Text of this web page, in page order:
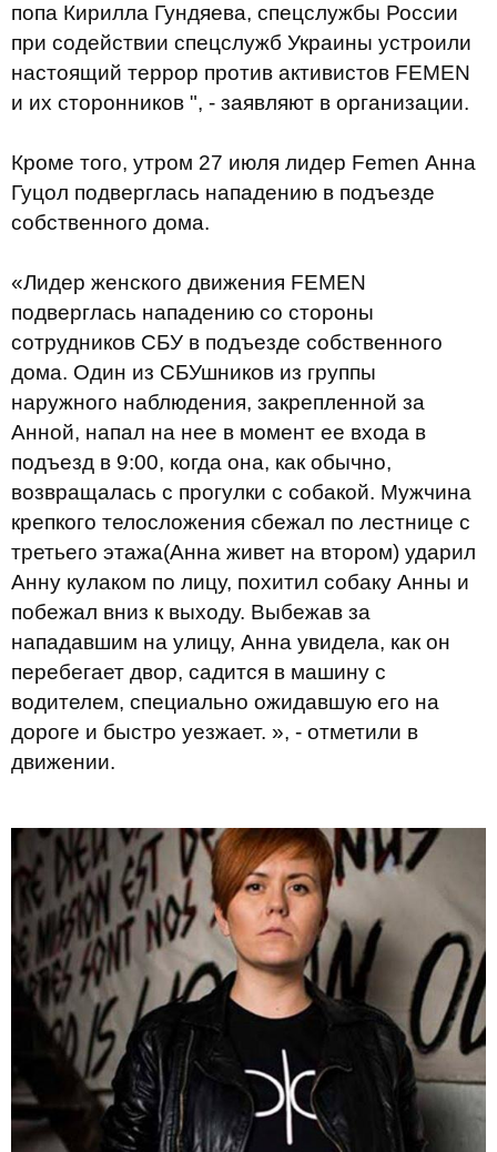
попа Кирилла Гундяева, спецслужбы России
при содействии спецслужб Украины устроили
настоящий террор против активистов FEMEN
и их сторонников ", - заявляют в организации.
Кроме того, утром 27 июля лидер Femen Анна
Гуцол подверглась нападению в подъезде
собственного дома.
«Лидер женского движения FEMEN
подверглась нападению со стороны
сотрудников СБУ в подъезде собственного
дома. Один из СБУшников из группы
наружного наблюдения, закрепленной за
Анной, напал на нее в момент ее входа в
подъезд в 9:00, когда она, как обычно,
возвращалась с прогулки с собакой. Мужчина
крепкого телосложения сбежал по лестнице с
третьего этажа(Анна живет на втором) ударил
Анну кулаком по лицу, похитил собаку Анны и
побежал вниз к выходу. Выбежав за
нападавшим на улицу, Анна увидела, как он
перебегает двор, садится в машину с
водителем, специально ожидавшую его на
дороге и быстро уезжает. », - отметили в
движении.